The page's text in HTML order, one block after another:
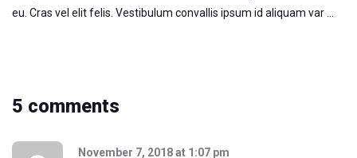
eu. Cras vel elit felis. Vestibulum convallis ipsum id aliquam var …
5 comments
November 7, 2018at 1:07 pm